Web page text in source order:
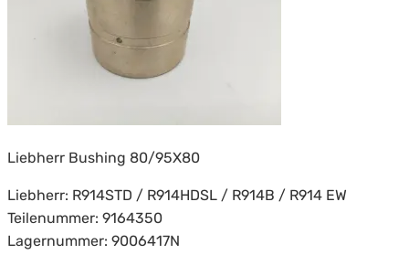
Liebherr Bushing 80/95X80
Liebherr: R914STD / R914HDSL / R914B / R914 EW
Teilenummer: 9164350
Lagernummer: 9006417N